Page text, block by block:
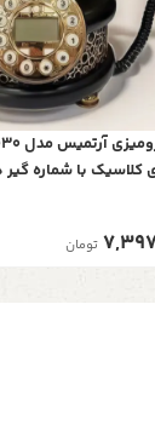
کلاسیک با شماره گیر
تومان